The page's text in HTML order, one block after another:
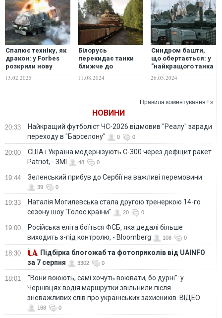
Спалює техніку, як
дракон: у Forbes
розкрили нову
тактику ЗСУ зі
знищення "танків-
13.02.2025
Білорусь
перекидає танки
ближче до
прикордоння з
Україною
11.08.2024
Синдром башти,
що обертається: у
"найкращого танка
у світі" виявлена
катастрофічна
26.05.2024
Правила коментування ! »
НОВИНИ
20:33
Найкращий футболіст ЧС-2026 відмовив "Реалу" заради
переходу в "Барселону"
0 0
20:00
США і Україна модернізують С-300 через дефіцит ракет
Patriot, - ЗМІ
48 0
19:44 Зеленський прибув до Сербії на важливі перемовини
39 0
19:33
Наталія Могилевська стала другою тренеркою 14-го
сезону шоу "Голос країни"
20 0
19:00
Російська еліта боїться ФСБ, яка дедалі більше
виходить з-під контролю, - Bloomberg
108 0
18:30
Підбірка блогожаб та фотоприколів від UAINFO
за 7 серпня
3302 0
18:01
"Вони воюють, самі хочуть воювати, бо дурні": у
Чернівцях водія маршрутки звільнили після
зневажливих слів про українських захисників. ВІДЕО
168 0